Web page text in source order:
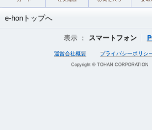
e-honトップへ
表示 ： スマートフォン
運営会社概要 プライバシーポリシ
Copyright © TOHAN CORPORATION